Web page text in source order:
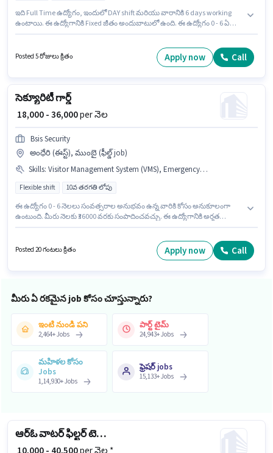
ఇది Full Time ఉద్యోగం, ఇందులో DAY shift మరియు వారానికి 6 days working
ఉంటాయి. ఈ ఉద్యోగానికి Fixed జీతం అందుబాటులో ఉంది. ఈ ఉద్యోగం 0 - 6 ఏళ్లు
(ఈస్ట్), ముంబై లో ఉంది. Chefkart లో కుక్ / చెఫ్ విభాగంలో చెఫ్ గా చేరండి.
Posted 5 రోజులు క్రితం Apply now Call
సెక్యూరిటీ గార్డ్
₹ 18,000 - 36,000per నెల
Bsis Security
అంధేరి (ఈస్ట్), ముంబై (ఫీల్డ్ job)
Skills: Visitor Management System (VMS), Emergency/ Fire safety
Flexible shift 10వ తరగతి లోపు
ఈ ఉద్యోగం 0 - 6 నెలలు సంవత్సరాల అనుభవం ఉన్న వారికి కోసం అనుకూలంగా
ఉంటుంది. మీరు నెలకు ₹36000 వరకు సంపాదించవచ్చు. ఈ ఉద్యోగానికి అర్హత
సెక్యూరిటీ గార్డ్ గా చేరండి. ఈ ఉద్యోగానికి Fixed జీతం అందుబాటులో ఉంది. ఈ
ఉద్యోగానికి 10వ తరగతి లోపు అర్హత ఉన్న అభ్యర్థులు దరఖాస్తు చేయవచ్చు. ఈ
Posted 20 గంటలు క్రితం Apply now Call
మీరు ఏ రకమైన job కోసం చూస్తున్నారు?
ఇంటి నుండి పని
2,464+Jobs
పార్ట్ టైమ్
24,943+Jobs
మహిళల కోసం
Jobs
1,14,930+Jobs
ఫ్రెషర్ jobs
15,133+Jobs
ఆర్ఓ వాటర్ ఫిల్టర్ టెక్నీషియన్